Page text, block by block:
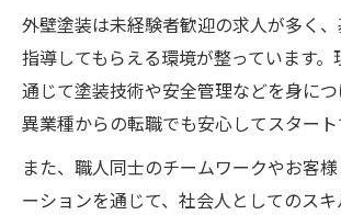
外壁塗装は未経験者歓迎の求人が多く
指導してもらえる環境が整っています。
通じて塗装技術や安全管理などを身につ
異業種からの転職でも安心してスタート
また、職人同士のチームワークやお客
ーションを通じて、社会人としてのスキ